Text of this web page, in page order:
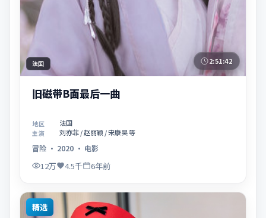
法国 2:51:42
旧磁带B面最后一曲
地区 法国
主演 刘亦菲 / 赵丽颖 / 宋康昊 等
冒险 · 2020 · 电影
12万 4.5千 6年前
精选